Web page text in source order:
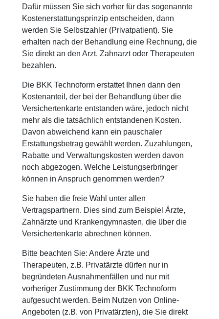
Dafür müssen Sie sich vorher für das sogenannte
Kostenerstattungsprinzip entscheiden, dann
werden Sie Selbstzahler (Privatpatient). Sie
erhalten nach der Behandlung eine Rechnung, die
Sie direkt an den Arzt, Zahnarzt oder Therapeuten
bezahlen.
Die BKK Technoform erstattet Ihnen dann den
Kostenanteil, der bei der Behandlung über die
Versichertenkarte entstanden wäre, jedoch nicht
mehr als die tatsächlich entstandenen Kosten.
Davon abweichend kann ein pauschaler
Erstattungsbetrag gewählt werden. Zuzahlungen,
Rabatte und Verwaltungskosten werden davon
noch abgezogen. Welche Leistungserbringer
können in Anspruch genommen werden?
Sie haben die freie Wahl unter allen
Vertragspartnern. Dies sind zum Beispiel Ärzte,
Zahnärzte und Krankengymnasten, die über die
Versichertenkarte abrechnen können.
Bitte beachten Sie: Andere Ärzte und
Therapeuten, z.B. Privatärzte dürfen nur in
begründeten Ausnahmenfällen und nur mit
vorheriger Zustimmung der BKK Technoform
aufgesucht werden. Beim Nutzen von Online-
Angeboten (z.B. von Privatärzten), die Sie direkt